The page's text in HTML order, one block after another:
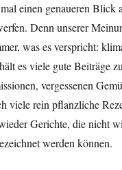
einen genaueren Blick
Denn unserer
was es verspricht:
es viele gute Beiträge
vergessenen
viele rein pflanzliche
Gerichte, die nicht
werden können.